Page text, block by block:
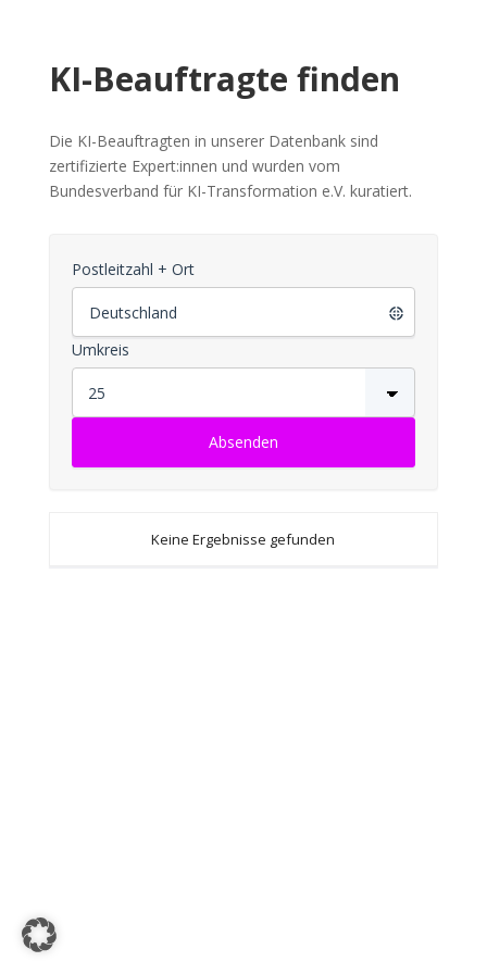
KI-Beauftragte finden
Die KI-Beauftragten in unserer Datenbank sind
zertifizierte Expert:innen und wurden vom
Bundesverband für KI-Transformation e.V. kuratiert.
Postleitzahl + Ort
Umkreis
Keine Ergebnisse gefunden